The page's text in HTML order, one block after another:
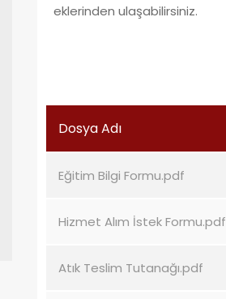
eklerinden ulaşabilirsiniz.
Dosya Adı
Eğitim Bilgi Formu.pdf
Hizmet Alım İstek Formu.pdf
Atık Teslim Tutanağı.pdf